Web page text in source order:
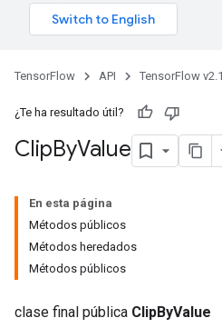
TensorFlow API TensorFlow
¿Te ha resultado útil?
ClipByValue
En esta página
Métodos públicos
Métodos heredados
Métodos públicos
clase final pública ClipByValue